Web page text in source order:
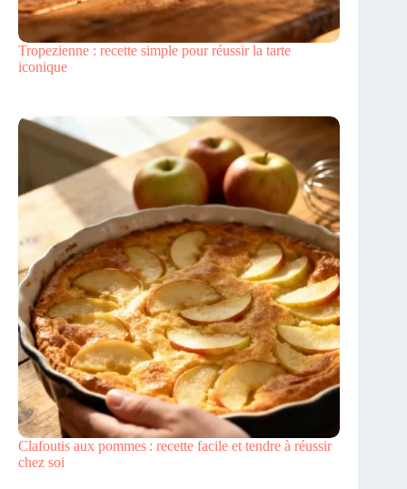
Tropezienne : recette simple pour réussir la tarte
iconique
Clafoutis aux pommes : recette facile et tendre à réussir
chez soi